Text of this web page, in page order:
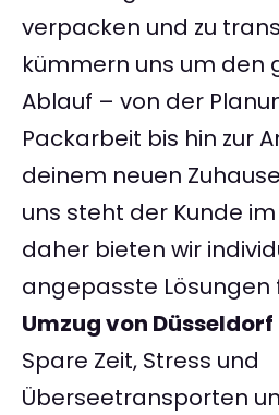
verpacken und zu
kümmern uns um den
Ablauf – von der
Packarbeit bis hin zur
deinem neuen
uns steht der Kunde
daher bieten wir
angepasste Lösungen
Umzug von
Spare Zeit, Stress und
Überseetransporten